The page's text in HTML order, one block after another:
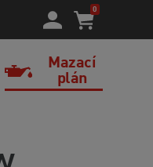
0
Mazací
plán